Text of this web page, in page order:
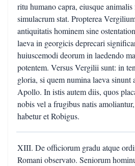
ritu humano capra, eiusque
simulacrum stat. Propterea
antiquitatis hominem sine
laeva in georgicis deprecari
huiuscemodi deorum in laedendo
potentem. Versus Vergilii sunt: in
gloria, si quem numina laeva sinunt
Apollo. In istis autem diis, quos
nobis vel a frugibus natis
habetur et Robigus.
XIII. De officiorum gradu atque
Romani observato. Seniorum